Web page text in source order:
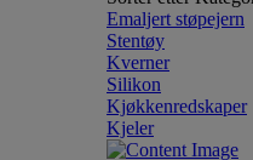
Emaljert støpejern
Stentøy
Kverner
Silikon
Kjøkkenredskaper
Kjeler